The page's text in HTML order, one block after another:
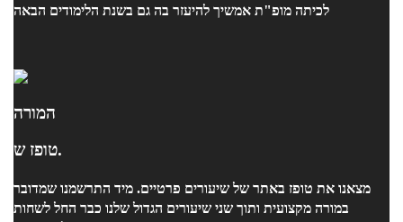
לכיתה מופ"ת אמשיך להיעזר בה גם בשנת הלימודים הבאה
המורה
טופז ש.
מצאנו את טופז באתר של שיעורים פרטיים. מיד התרשמנו שמדובר
במורה מקצועית ותוך שני שיעורים הגדול שלנו כבר החל לשחות